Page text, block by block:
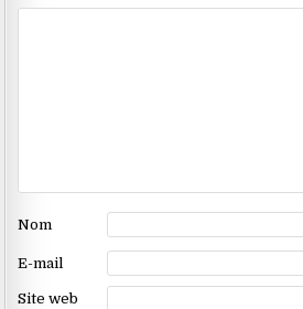
Nom
E-mail
Site web